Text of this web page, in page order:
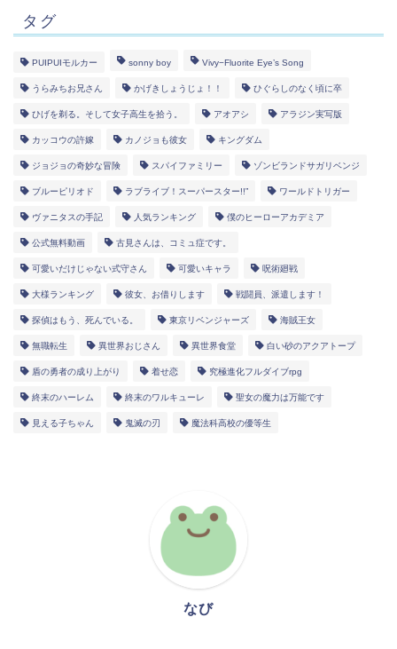
タグ
PUIPUIモルカー sonny boy Vivy−Fluorite Eye’s Song
うらみちお兄さん かげきしょうじょ！！ ひぐらしのなく頃に卒
ひげを剃る。そして女子高生を拾う。 アオアシ アラジン実写版
カッコウの許嫁 カノジョも彼女 キングダム
ジョジョの奇妙な冒険 スパイファミリー ゾンビランドサガリベンジ
ブルーピリオド ラブライブ！スーパースター!!” ワールドトリガー
ヴァニタスの手記 人気ランキング 僕のヒーローアカデミア
公式無料動画 古見さんは、コミュ症です。
可愛いだけじゃない式守さん 可愛いキャラ 呪術廻戦
大様ランキング 彼女、お借りします 戦闘員、派遣します！
探偵はもう、死んでいる。 東京リベンジャーズ 海賊王女
無職転生 異世界おじさん 異世界食堂 白い砂のアクアトープ
盾の勇者の成り上がり 着せ恋 究極進化フルダイブrpg
終末のハーレム 終末のワルキューレ 聖女の魔力は万能です
見える子ちゃん 鬼滅の刃 魔法科高校の優等生
なび